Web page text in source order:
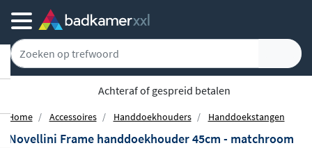
Achteraf of gespreid betalen
Home Accessoires Handdoekhouders Handdoekstangen
Novellini Frame handdoekhouder 45cm - matchroom